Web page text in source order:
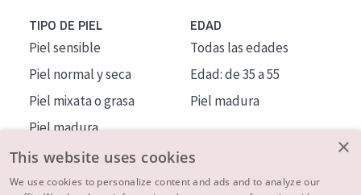
TIPO DE PIEL
Piel sensible
Piel normal y seca
Piel mixata o grasa
Piel madura
Piel expuesta al sol
Piel menopáusica
EDAD
Todas las edades
Edad: de 35 a 55
Piel madura
×
This website uses cookies
We use cookies to personalize content and ads and to analyze our